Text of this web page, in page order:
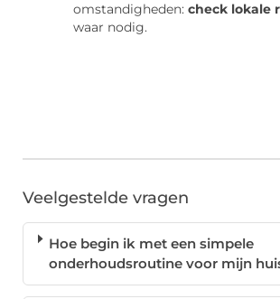
omstandigheden: check lokale
waar nodig.
Veelgestelde vragen
Hoe begin ik met een simpele
onderhoudsroutine voor mijn